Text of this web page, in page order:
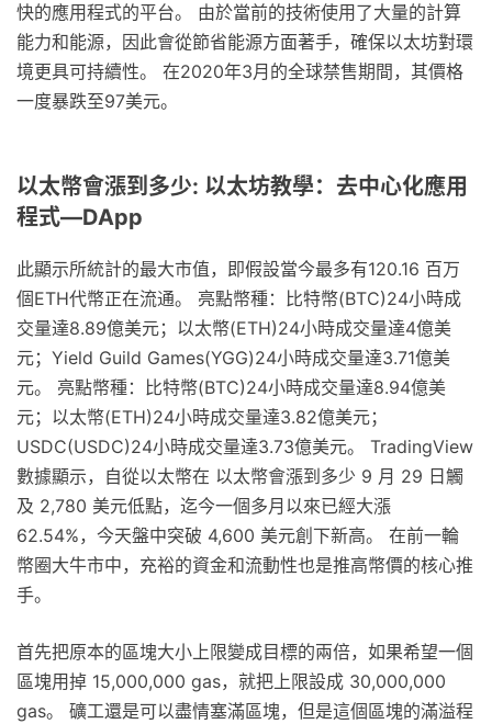
快的應用程式的平台。 由於當前的技術使用了大量的計算
能力和能源，因此會從節省能源方面著手，確保以太坊對環
境更具可持續性。 在2020年3月的全球禁售期間，其價格
一度暴跌至97美元。
以太幣會漲到多少: 以太坊教學：去中心化應用
程式—DApp
此顯示所統計的最大市值，即假設當今最多有120.16 百万
個ETH代幣正在流通。 亮點幣種：比特幣(BTC)24小時成
交量達8.89億美元；以太幣(ETH)24小時成交量達4億美
元；Yield Guild Games(YGG)24小時成交量達3.71億美
元。 亮點幣種：比特幣(BTC)24小時成交量達8.94億美
元；以太幣(ETH)24小時成交量達3.82億美元；
USDC(USDC)24小時成交量達3.73億美元。 TradingView
數據顯示，自從以太幣在 以太幣會漲到多少 9 月 29 日觸
及 2,780 美元低點，迄今一個多月以來已經大漲
62.54%，今天盤中突破 4,600 美元創下新高。 在前一輪
幣圈大牛市中，充裕的資金和流動性也是推高幣價的核心推
手。
首先把原本的區塊大小上限變成目標的兩倍，如果希望一個
區塊用掉 15,000,000 gas，就把上限設成 30,000,000
gas。 礦工還是可以盡情塞滿區塊，但是這個區塊的滿溢程